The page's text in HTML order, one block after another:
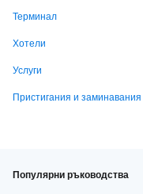
Терминал
Хотели
Услуги
Пристигания и заминавания
Популярни ръководства